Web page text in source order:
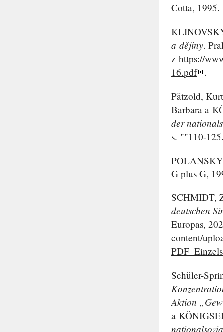
Cotta, 1995.
a dějiny.
z https://
16.pdf
.
Pätzold,
Barbara a
der
s. ""110-125.
POLANSKY
G plus G,
SCHMIDT,
deutschen
Europas,
content/
Schüler-
Aktion
a